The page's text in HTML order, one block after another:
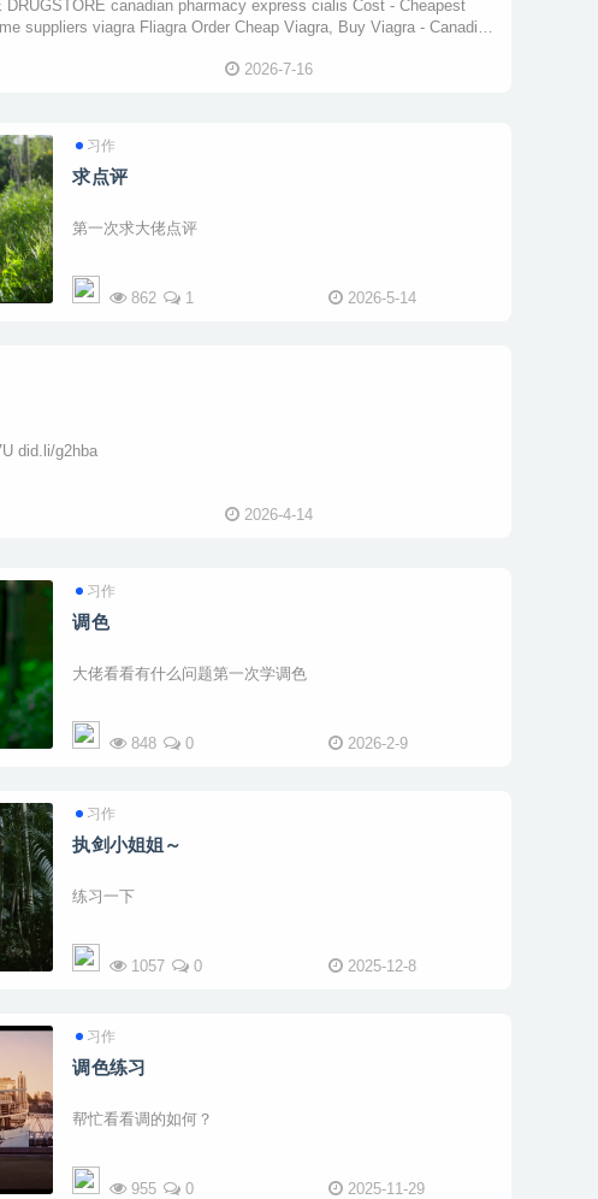
canadian pharmacy express cialis Cost - Cheapest
suppliers viagra Fliagra Order Cheap Viagra, Buy Viagra - Canadian
2026-7-16
习作
求点评
第一次求大佬点评
862 1 2026-5-14
little girls po*rn is.gd/KojS7U did.li/g2hba
2026-4-14
习作
调色
大佬看看有什么问题第一次学调色
848 0 2026-2-9
习作
执剑小姐姐～
练习一下
1057 0 2025-12-8
习作
调色练习
帮忙看看调的如何？
955 0 2025-11-29